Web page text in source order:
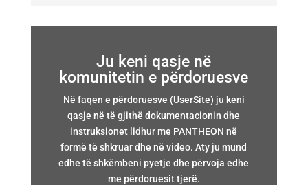
Ju keni qasje në
komunitetin e përdoruesve
Në faqen e përdoruesve (UserSite) ju keni
qasje në të gjithë dokumentacionin dhe
instruksionet lidhur me PANTHEON në
formë të shkruar dhe në video. Aty ju mund
edhe të shkëmbeni pyetje dhe përvoja edhe
me përdoruesit tjerë.